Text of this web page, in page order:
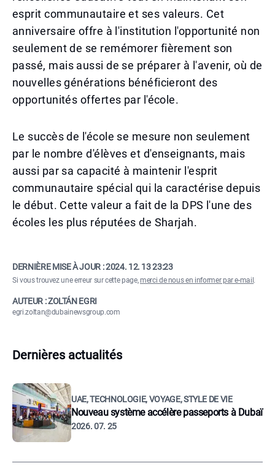
esprit communautaire et ses valeurs. Cet
anniversaire offre à l'institution l'opportunité non
seulement de se remémorer fièrement son
passé, mais aussi de se préparer à l'avenir, où de
nouvelles générations bénéficieront des
opportunités offertes par l'école.
Le succès de l'école se mesure non seulement
par le nombre d'élèves et d'enseignants, mais
aussi par sa capacité à maintenir l'esprit
communautaire spécial qui la caractérise depuis
le début. Cette valeur a fait de la DPS l'une des
écoles les plus réputées de Sharjah.
DERNIÈRE MISE À JOUR :2024. 12. 13 23:23
Si vous trouvez une erreur sur cette page,merci de nous en informer par e-mail .
AUTEUR : ZOLTÁN EGRI
egri.zoltan@dubainewsgroup.com
Dernières actualités
UAE, TECHNOLOGIE, VOYAGE, STYLE DE VIE
Nouveau système accélère passeports à Dubaï
2026. 07. 25